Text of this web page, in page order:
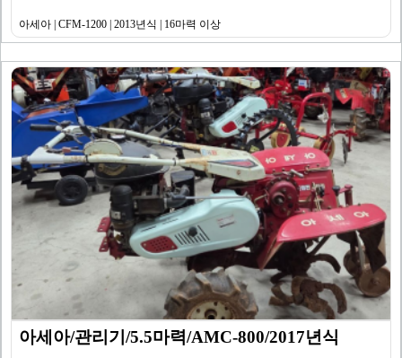
아세아 | CFM-1200 | 2013년식 | 16마력 이상
아세아/관리기/5.5마력/AMC-800/2017년식